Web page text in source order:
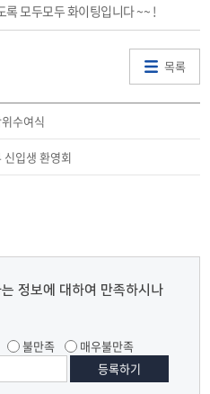
록 모두모두 화이팅입니다 ~~ !
목록
수여식
입생 환영회
정보에 대하여 만족하시나
불만족 매우불만족